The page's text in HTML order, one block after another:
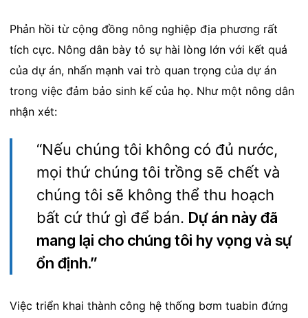
Phản hồi từ cộng đồng nông nghiệp địa phương rất
tích cực. Nông dân bày tỏ sự hài lòng lớn với kết quả
của dự án, nhấn mạnh vai trò quan trọng của dự án
trong việc đảm bảo sinh kế của họ. Như một nông dân
nhận xét:
“Nếu chúng tôi không có đủ nước,
mọi thứ chúng tôi trồng sẽ chết và
chúng tôi sẽ không thể thu hoạch
bất cứ thứ gì để bán. Dự án này đã
mang lại cho chúng tôi hy vọng và sự
ổn định.”
Việc triển khai thành công hệ thống bơm tuabin đứng